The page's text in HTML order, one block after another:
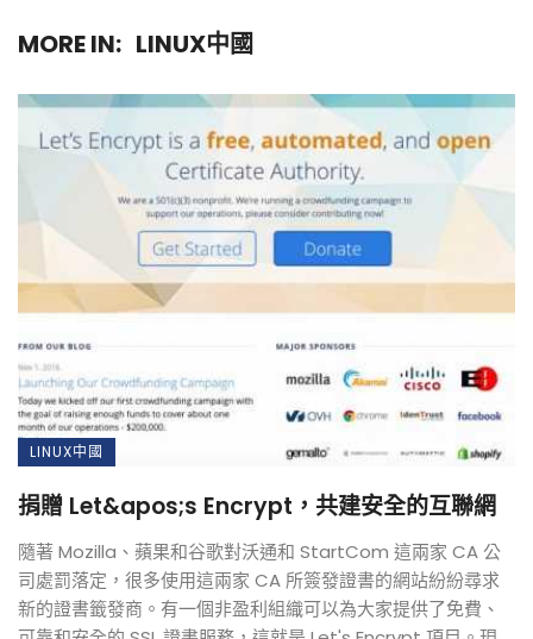
MORE IN: LINUX中國
LINUX中國
捐贈 Let&apos;s Encrypt，共建安全的互聯網
隨著 Mozilla、蘋果和谷歌對沃通和 StartCom 這兩家 CA 公
司處罰落定，很多使用這兩家 CA 所簽發證書的網站紛紛尋求
新的證書籤發商。有一個非盈利組織可以為大家提供了免費、